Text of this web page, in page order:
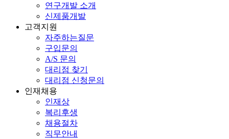
연구개발 소개
신제품개발
고객지원
자주하는질문
구입문의
A/S 문의
대리점 찾기
대리점 신청문의
인재채용
인재상
복리후생
채용절차
직무안내